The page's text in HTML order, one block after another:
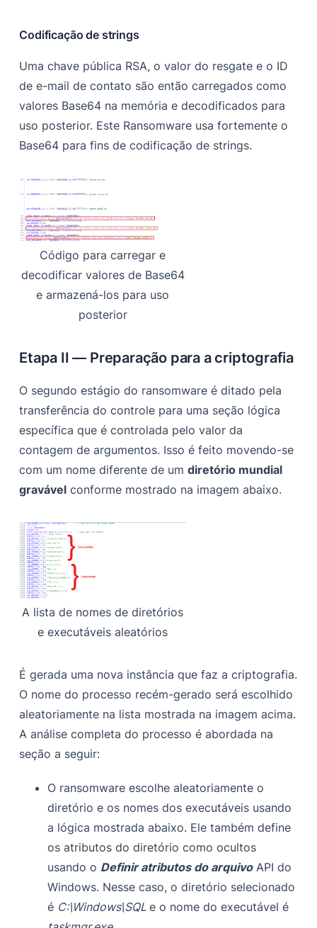
Codificação de strings
Uma chave pública RSA, o valor do resgate e o ID
de e-mail de contato são então carregados como
valores Base64 na memória e decodificados para
uso posterior. Este Ransomware usa fortemente o
Base64 para fins de codificação de strings.
Código para carregar e
decodificar valores de Base64
e armazená-los para uso
posterior
Etapa II — Preparação para a criptografia
O segundo estágio do ransomware é ditado pela
transferência do controle para uma seção lógica
específica que é controlada pelo valor da
contagem de argumentos. Isso é feito movendo-se
com um nome diferente de umdiretório mundial
gravável conforme mostrado na imagem abaixo.
A lista de nomes de diretórios
e executáveis aleatórios
É gerada uma nova instância que faz a criptografia.
O nome do processo recém-gerado será escolhido
aleatoriamente na lista mostrada na imagem acima.
A análise completa do processo é abordada na
seção a seguir:
O ransomware escolhe aleatoriamente o
diretório e os nomes dos executáveis usando
a lógica mostrada abaixo. Ele também define
os atributos do diretório como ocultos
usando o Definir atributos do arquivoAPI do
Windows. Nesse caso, o diretório selecionado
é C:\Windows\SQLe o nome do executável é